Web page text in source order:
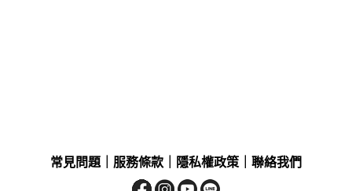
常見問題 服務條款 隱私權政策 聯絡我們